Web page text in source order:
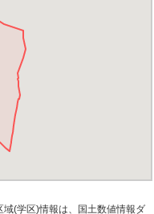
(学区)情報は、国土数値情報ダ